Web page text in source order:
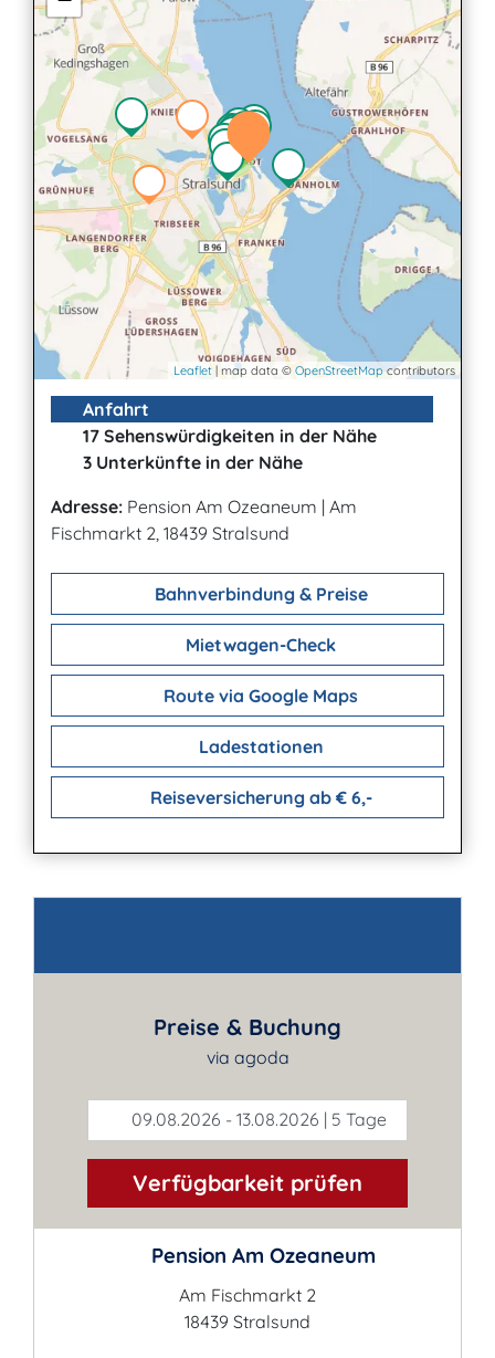
2
Leaflet | map data © OpenStreetMap contributors
Anfahrt
17 Sehenswürdigkeiten in der Nähe
3 Unterkünfte in der Nähe
Adresse: Pension Am Ozeaneum | Am
Fischmarkt 2, 18439 Stralsund
Bahnverbindung & Preise
Mietwagen-Check
Route via Google Maps
Ladestationen
Reiseversicherung ab € 6,-
Preise & Buchung
via agoda
09.08.2026 - 13.08.2026 | 5 Tage
Verfügbarkeit prüfen
Pension Am Ozeaneum
Am Fischmarkt 2
18439 Stralsund